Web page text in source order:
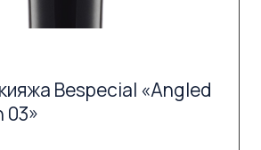
Bespecial «Angled
03»